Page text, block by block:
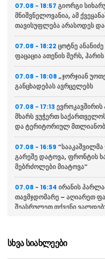
07.08 - 18:57 გიორგი
მნიშვნელოვანია, ამ
თავისუფლება არასოდეს
07.08 - 18:22 ცოტნე
ფაცაცია ათენის მერს,
07.08 - 18:08 „ჯორჯიან
განცხადებას ავრცელებს
07.08 - 17:13 ევროკავშირის
მხარს ვუჭერთ
და ტერიტორიულ
07.08 - 16:59
გარეშე დატოვა, ფრონტის
მებრძოლები მიატოვა”
07.08 - 16:34 ირანის
თავმჯდომარე – აღიარეთ
შეასრულეთ თქვენი
07.08 - 16:26
“გიორგი
უკიდურესად
სხვა სიახლეები